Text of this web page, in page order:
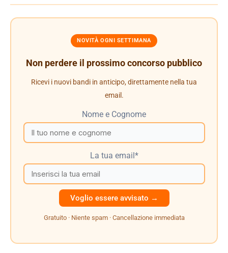
NOVITÀ OGNI SETTIMANA
Non perdere il prossimo concorso pubblico
Ricevi i nuovi bandi in anticipo, direttamente nella tua
email.
Nome e Cognome
La tua email*
Gratuito · Niente spam · Cancellazione immediata